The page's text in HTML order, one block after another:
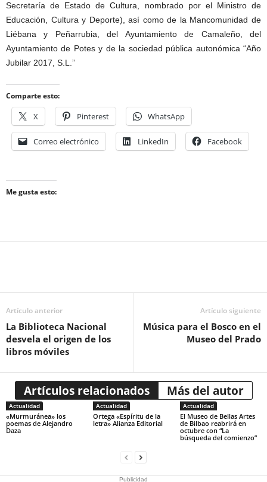
Secretaría de Estado de Cultura, nombrado por el Ministro de
Educación, Cultura y Deporte), así como de la Mancomunidad de
Liébana y Peñarrubia, del Ayuntamiento de Camaleño, del
Ayuntamiento de Potes y de la sociedad pública autonómica “Año
Jubilar 2017, S.L.”
Comparte esto:
X Pinterest WhatsApp
Correo electrónico LinkedIn Facebook
Me gusta esto:
Artículo anterior
La Biblioteca Nacional
desvela el origen de los
libros móviles
Artículo siguiente
Música para el Bosco en el
Museo del Prado
Artículos relacionados Más del autor
Actualidad
«Murmuránea» los
poemas de Alejandro
Daza
Actualidad
Ortega «Espíritu de la
letra» Alianza Editorial
Actualidad
El Museo de Bellas Artes
de Bilbao reabrirá en
octubre con “La
búsqueda del comienzo”
Publicidad